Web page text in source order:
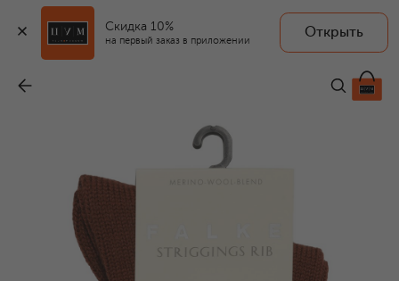
Скидка 10%
на первый заказ в приложении
Открыть
3 100 ₽